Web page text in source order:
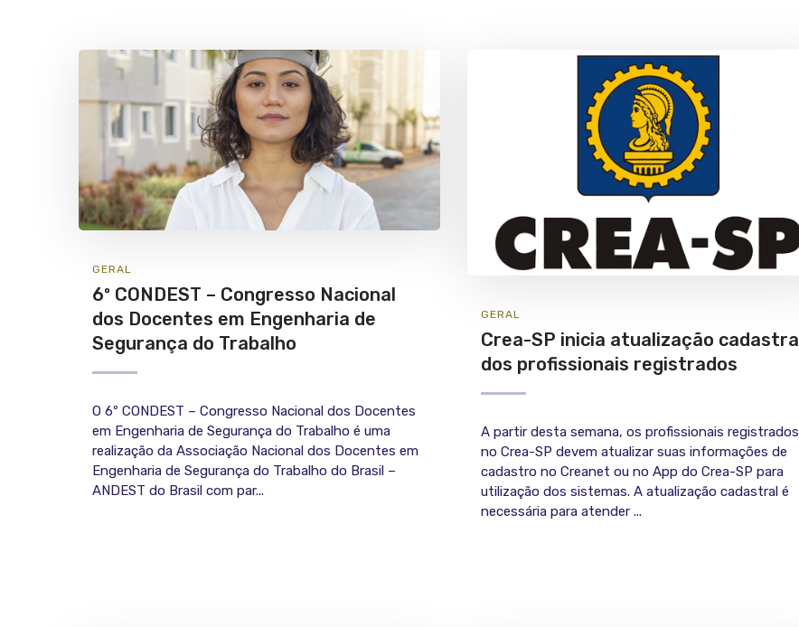
GERAL
6º CONDEST – Congresso Nacional
dos Docentes em Engenharia de
Segurança do Trabalho
O 6º CONDEST – Congresso Nacional dos Docentes
em Engenharia de Segurança do Trabalho é uma
realização da Associação Nacional dos Docentes em
Engenharia de Segurança do Trabalho do Brasil –
ANDEST do Brasil com par...
GERAL
Crea-SP inicia atualização cadastral
dos profissionais registrados
A partir desta semana, os profissionais registrados
no Crea-SP devem atualizar suas informações de
cadastro no Creanet ou no App do Crea-SP para
utilização dos sistemas. A atualização cadastral é
necessária para atender ...